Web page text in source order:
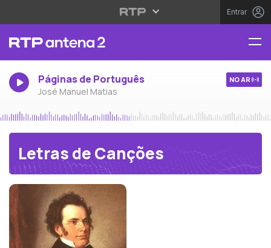
Entrar
Páginas de Português
José Manuel Matias
NO AR
Letras de Canções